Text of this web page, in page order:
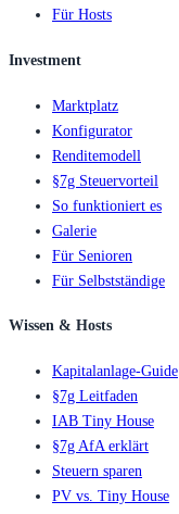
Für Hosts
Investment
Marktplatz
Konfigurator
Renditemodell
§7g Steuervorteil
So funktioniert es
Galerie
Für Senioren
Für Selbstständige
Wissen & Hosts
Kapitalanlage-Guide
§7g Leitfaden
IAB Tiny House
§7g AfA erklärt
Steuern sparen
PV vs. Tiny House